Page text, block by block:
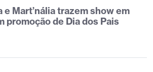
e Mart’nália trazem show em
promoção de Dia dos Pais